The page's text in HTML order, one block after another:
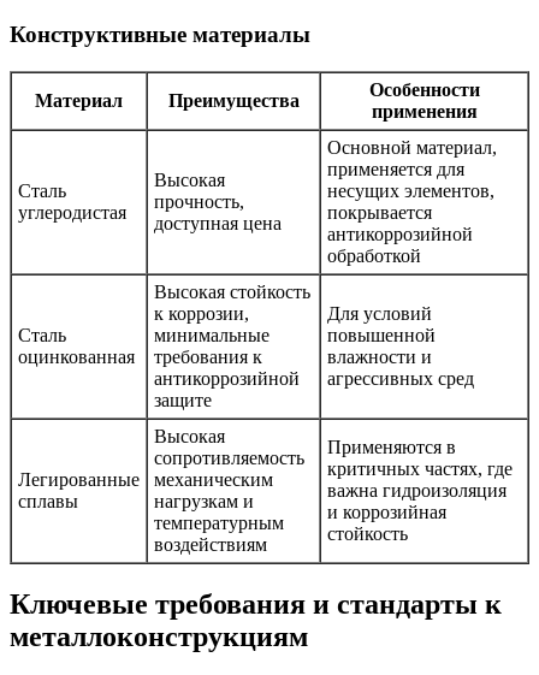
Конструктивные материалы
Материал Преимущества
Особенности
применения
Сталь
углеродистая
Высокая
прочность,
доступная цена
Основной материал,
применяется для
несущих элементов,
покрывается
антикоррозийной
обработкой
Сталь
оцинкованная
Высокая стойкость
к коррозии,
минимальные
требования к
антикоррозийной
защите
Для условий
повышенной
влажности и
агрессивных сред
Легированные
сплавы
Высокая
сопротивляемость
механическим
нагрузкам и
температурным
воздействиям
Применяются в
критичных частях, где
важна гидроизоляция
и коррозийная
стойкость
Ключевые требования и стандарты к
металлоконструкциям